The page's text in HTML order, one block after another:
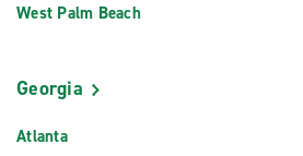
West Palm Beach
Georgia
Atlanta